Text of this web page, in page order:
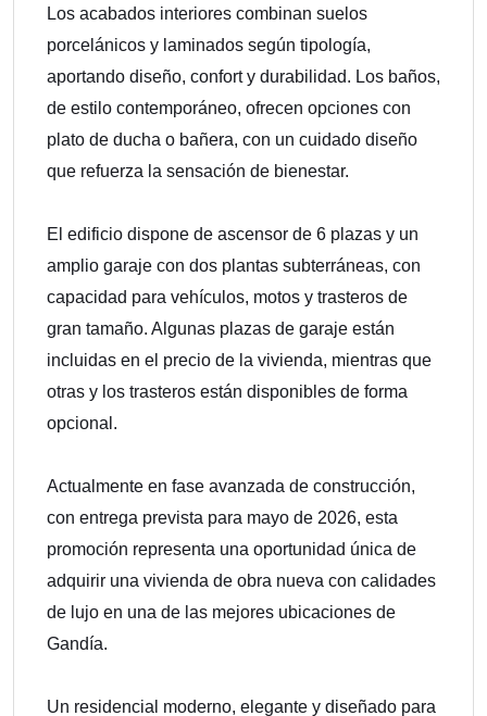
Los acabados interiores combinan suelos
porcelánicos y laminados según tipología,
aportando diseño, confort y durabilidad. Los baños,
de estilo contemporáneo, ofrecen opciones con
plato de ducha o bañera, con un cuidado diseño
que refuerza la sensación de bienestar.
El edificio dispone de ascensor de 6 plazas y un
amplio garaje con dos plantas subterráneas, con
capacidad para vehículos, motos y trasteros de
gran tamaño. Algunas plazas de garaje están
incluidas en el precio de la vivienda, mientras que
otras y los trasteros están disponibles de forma
opcional.
Actualmente en fase avanzada de construcción,
con entrega prevista para mayo de 2026, esta
promoción representa una oportunidad única de
adquirir una vivienda de obra nueva con calidades
de lujo en una de las mejores ubicaciones de
Gandía.
Un residencial moderno, elegante y diseñado para